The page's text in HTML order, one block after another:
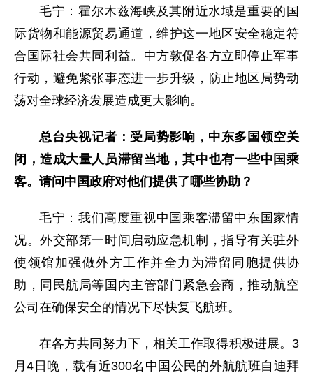
毛宁：霍尔木兹海峡及其附近水域是重要的国
际货物和能源贸易通道，维护这一地区安全稳定符
合国际社会共同利益。中方敦促各方立即停止军事
行动，避免紧张事态进一步升级，防止地区局势动
荡对全球经济发展造成更大影响。
总台央视记者：受局势影响，中东多国领空关
闭，造成大量人员滞留当地，其中也有一些中国乘
客。请问中国政府对他们提供了哪些协助？
毛宁：我们高度重视中国乘客滞留中东国家情
况。外交部第一时间启动应急机制，指导有关驻外
使领馆加强做外方工作并全力为滞留同胞提供协
助，同民航局等国内主管部门紧急会商，推动航空
公司在确保安全的情况下尽快复飞航班。
在各方共同努力下，相关工作取得积极进展。3
月4日晚，载有近300名中国公民的外航航班自迪拜